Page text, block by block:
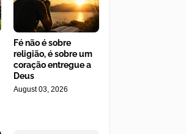
Fé não é sobre
religião, é sobre um
coração entregue a
Deus
August 03, 2026